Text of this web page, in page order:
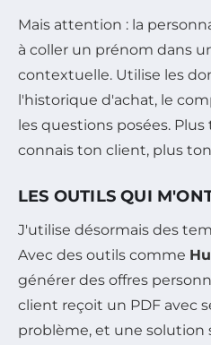
Mais attention : la
à coller un prénom dans
contextuelle. Utilise les
l'historique d'achat, le
les questions posées.
connais ton client, plus
LES OUTILS QUI
J'utilise désormais des
Avec des outils comme
générer des offres
client reçoit un PDF avec
problème, et une solution